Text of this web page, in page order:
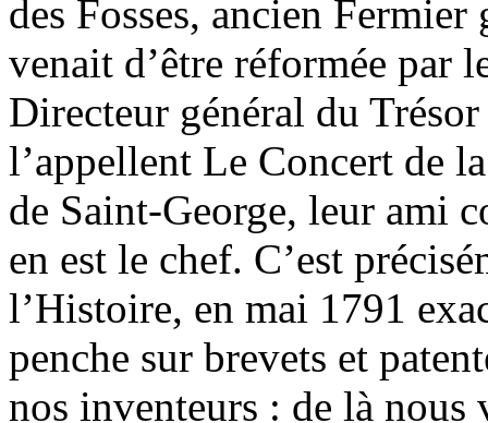
des Fosses, ancien
venait d’être réformée par
Directeur général du
l’appellent Le Concert de
de Saint-George, leur ami
en est le chef. C’est
l’Histoire, en mai 1791
penche sur brevets et
nos inventeurs : de là